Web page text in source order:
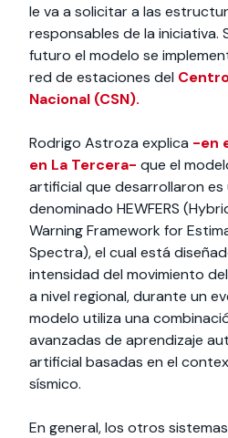
le va a solicitar a las
responsables de la iniciativa.
futuro el modelo se
red de estaciones del
Nacional (CSN).
Rodrigo Astroza explica -en
en La Tercera- que el
artificial que desarrollaron es
denominado HEWFERS
Warning Framework for
Spectra), el cual está
intensidad del movimiento
a nivel regional, durante un
modelo utiliza una
avanzadas de aprendizaje
artificial basadas en el
sísmico.
En general, los otros